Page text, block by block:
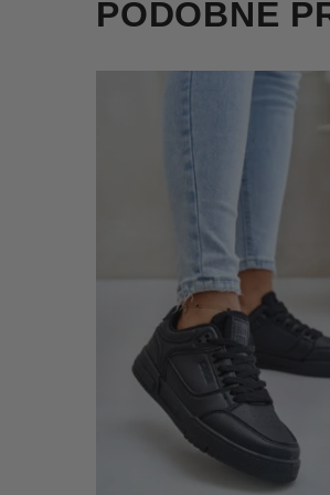
PODOBNE